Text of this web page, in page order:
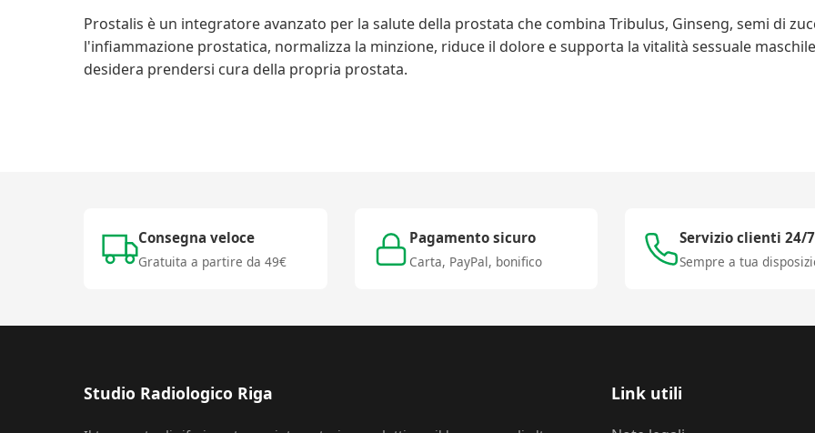
Prostalis è un integratore avanzato per la salute della prostata che combina Tribulus, Ginseng, semi di
l'infiammazione prostatica, normalizza la minzione, riduce il dolore e supporta la vitalità sessuale
desidera prendersi cura della propria prostata.
Consegna veloce
Gratuita a partire da 49€
Pagamento sicuro
Carta, PayPal, bonifico
Servizio clienti 24/7
Sempre a tua
Studio Radiologico Riga Link utili